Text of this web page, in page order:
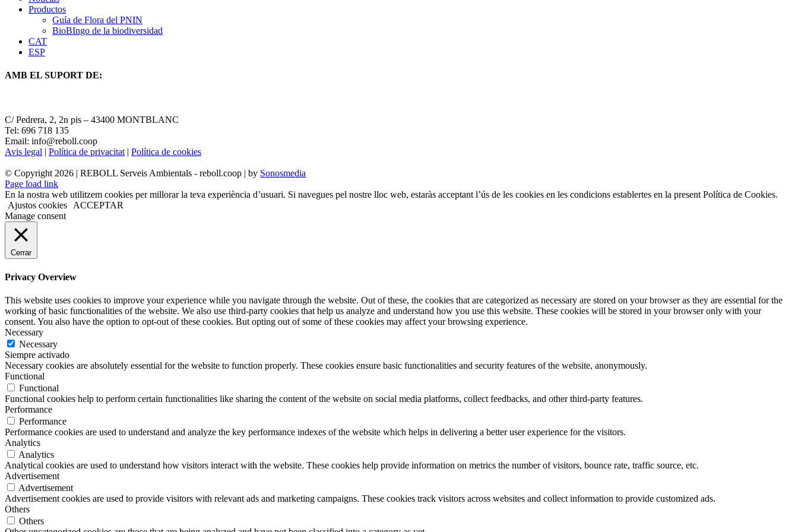
Productos
Guía de Flora del PNIN
BioBIngo de la biodiversidad
CAT
ESP
AMB EL SUPORT DE:
C/ Pedrera, 2, 2n pis – 43400 MONTBLANC
Tel: 696 718 135
Email: info@reboll.coop
Avis legal
Política de privacitat| Política de cookies
© Copyright2026 | REBOLL Serveis Ambientals - reboll.coop | by Sonosmedia
Page load link
En la nostra web utilitzem cookies per millorar la teva experiència d’usuari. Si navegues pel nostre lloc web, estaràs acceptant l’ús de les cookies en les condicions establertes en la present Política de Cookies.
Ajustos cookies ACCEPTAR
Manage consent
Cerrar
Privacy Overview
This website uses cookies to improve your experience while you navigate through the website. Out of these, the cookies that are categorized as necessary are stored on your browser as they are essential for the
working of basic functionalities of the website. We also use third-party cookies that help us analyze and understand how you use this website. These cookies will be stored in your browser only with your
consent. You also have the option to opt-out of these cookies. But opting out of some of these cookies may affect your browsing experience.
Necessary
Necessary
Siempre activado
Necessary cookies are absolutely essential for the website to function properly. These cookies ensure basic functionalities and security features of the website, anonymously.
Functional
Functional
Functional cookies help to perform certain functionalities like sharing the content of the website on social media platforms, collect feedbacks, and other third-party features.
Performance
Performance
Performance cookies are used to understand and analyze the key performance indexes of the website which helps in delivering a better user experience for the visitors.
Analytics
Analytics
Analytical cookies are used to understand how visitors interact with the website. These cookies help provide information on metrics the number of visitors, bounce rate, traffic source, etc.
Advertisement
Advertisement
Advertisement cookies are used to provide visitors with relevant ads and marketing campaigns. These cookies track visitors across websites and collect information to provide customized ads.
Others
Others